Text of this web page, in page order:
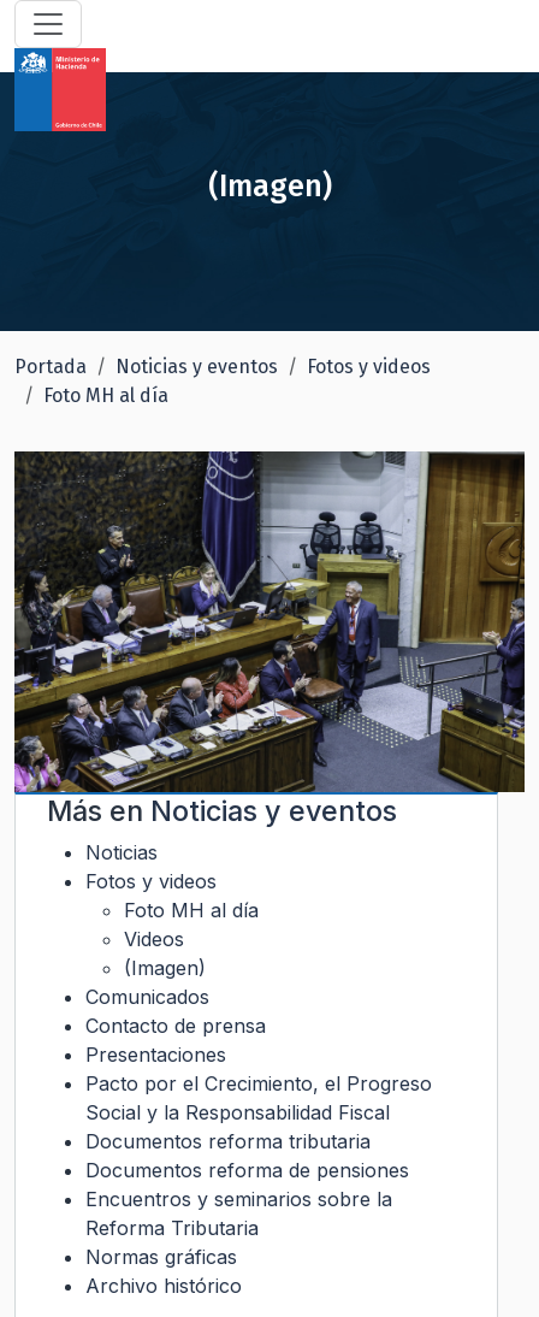
(Imagen)
Portada Noticias y eventos
Fotos y videos
Foto MH al día
Más en Noticias y eventos
Noticias
Fotos y videos
Foto MH al día
Videos
(Imagen)
Comunicados
Contacto de prensa
Presentaciones
Pacto por el Crecimiento, el Progreso
Social y la Responsabilidad Fiscal
Documentos reforma tributaria
Documentos reforma de pensiones
Encuentros y seminarios sobre la
Reforma Tributaria
Normas gráficas
Archivo histórico